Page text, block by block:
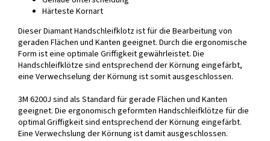
Härteste Kornart
Dieser Diamant Handschleifklotz ist für die Bearbeitung von
geraden Flächen und Kanten geeignet. Durch die ergonomische
Form ist eine optimale Griffigkeit gewährleistet. Die
Handschleifklötze sind entsprechend der Körnung eingefärbt,
eine Verwechselung der Körnung ist somit ausgeschlossen.
3M 6200J sind als Standard für gerade Flächen und Kanten
geeignet. Die ergonomisch geformten Handschleifklötze für die
optimal Griffigkeit sind entsprechend der Körnung eingefärbt.
Eine Verwechslung der Körnung ist damit ausgeschlossen.